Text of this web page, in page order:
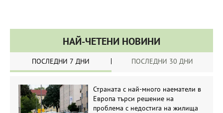
НАЙ-ЧЕТЕНИ НОВИНИ
ПОСЛЕДНИ 7 ДНИ ПОСЛЕДНИ 30 ДНИ
Страната с най-много наематели в
Европа търси решение на
проблема с недостига на жилища